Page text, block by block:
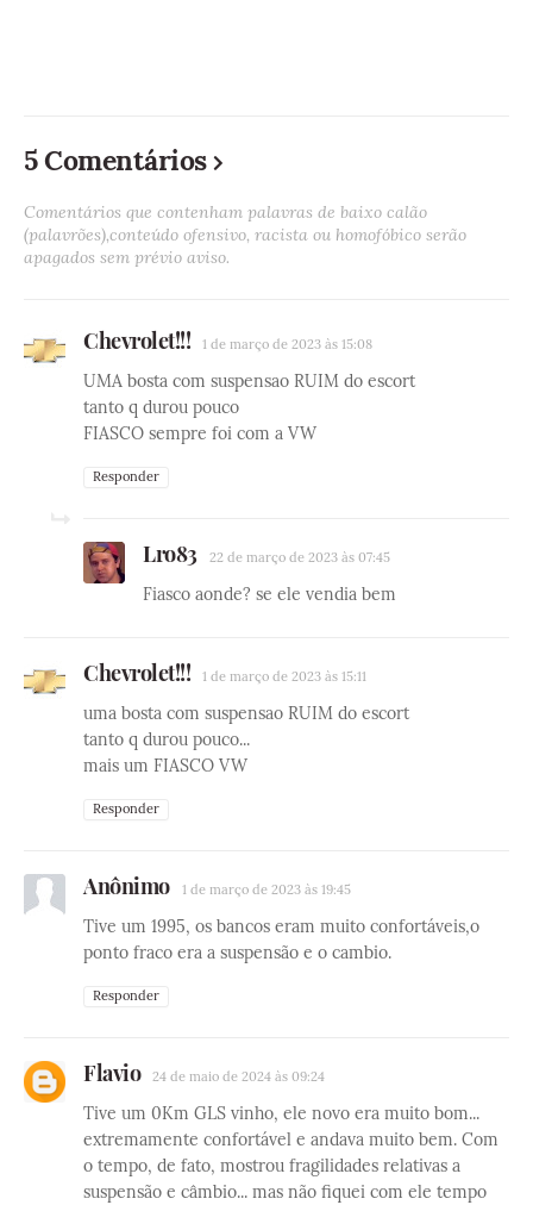
5 Comentários
Comentários que contenham palavras de baixo calão
(palavrões),conteúdo ofensivo, racista ou homofóbico serão
apagados sem prévio aviso.
Chevrolet!!! 1 de março de 2023 às 15:08
UMA bosta com suspensao RUIM do escort
tanto q durou pouco
FIASCO sempre foi com a VW
Responder
Lro83 22 de março de 2023 às 07:45
Fiasco aonde? se ele vendia bem
Chevrolet!!! 1 de março de 2023 às 15:11
uma bosta com suspensao RUIM do escort
tanto q durou pouco...
mais um FIASCO VW
Responder
Anônimo 1 de março de 2023 às 19:45
Tive um 1995, os bancos eram muito confortáveis,o
ponto fraco era a suspensão e o cambio.
Responder
Flavio 24 de maio de 2024 às 09:24
Tive um 0Km GLS vinho, ele novo era muito bom...
extremamente confortável e andava muito bem. Com
o tempo, de fato, mostrou fragilidades relativas a
suspensão e câmbio... mas não fiquei com ele tempo